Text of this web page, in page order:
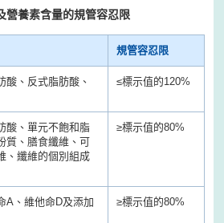
營養素含量的規管容忍限
規管容忍限
酸、反式脂肪酸、
≤標示值的120%
酸、單元不飽和脂
質、膳食纖維、可
、纖維的個別組成
≥標示值的80%
A、維他命D及添加
≥標示值的80%